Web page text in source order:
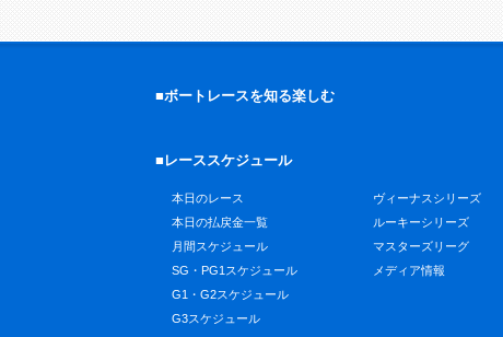
■ボートレースを知る楽しむ
■レーススケジュール
本日のレース
本日の払戻金一覧
月間スケジュール
SG・PG1スケジュール
G1・G2スケジュール
G3スケジュール
ヴィーナスシリーズ
ルーキーシリーズ
マスターズリーグ
メディア情報